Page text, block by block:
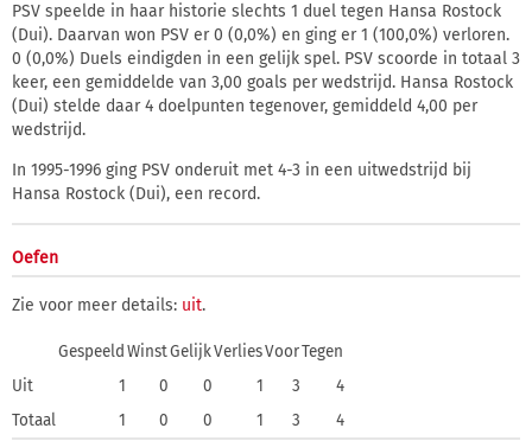
PSV speelde in haar historie slechts 1 duel tegen Hansa Rostock
(Dui). Daarvan won PSV er 0 (0,0%) en ging er 1 (100,0%) verloren.
0 (0,0%) Duels eindigden in een gelijk spel. PSV scoorde in totaal 3
keer, een gemiddelde van 3,00 goals per wedstrijd. Hansa Rostock
(Dui) stelde daar 4 doelpunten tegenover, gemiddeld 4,00 per
wedstrijd.
In 1995-1996 ging PSV onderuit met 4-3 in een uitwedstrijd bij
Hansa Rostock (Dui), een record.
Oefen
Zie voor meer details: uit.
Gespeeld WinstGelijkVerliesVoorTegen
Uit
1 0 0 1 3
4
Totaal
1 0 0 1 3 4